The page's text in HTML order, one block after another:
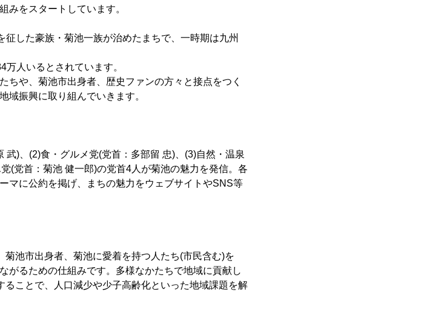
みをスタートしています。
した豪族・菊池一族が治めたまちで、一時期は九州
人いるとされています。
ちや、菊池市出身者、歴史ファンの方々と接点をつく
域振興に取り組んでいきます。
)、(2)食・グルメ党(党首：多部留 忠)、(3)自然・温泉
(党首：菊池 健一郎)の党首4人が菊池の魅力を発信。各
マに公約を掲げ、まちの魅力をウェブサイトやSNS等
池市出身者、菊池に愛着を持つ人たち(市民含む)を
がるための仕組みです。多様なかたちで地域に貢献し
ことで、人口減少や少子高齢化といった地域課題を解